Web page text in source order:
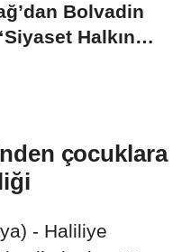
Bolvadin
Halkın
çocuklara
- Haliliye